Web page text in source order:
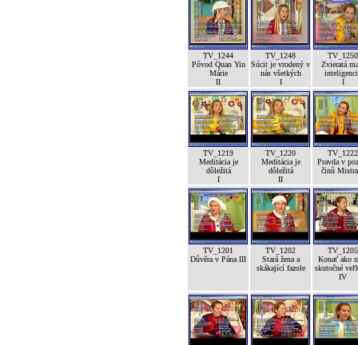
TV_1244
Pôvod Quan Yin
Márie
II
TV_1248
Súcit je vrodený v
nás všetkých
I
TV_1250
Zvieratá
I
TV_1219
Meditácia je
dôležitá
I
TV_1220
Meditácia je
dôležitá
II
TV_1222
Pravda v
činů
TV_1201
Důvěra v Pána III
TV_1202
Stará žena a
skákající fazole
TV_1205
Konať ako
skutočné
IV